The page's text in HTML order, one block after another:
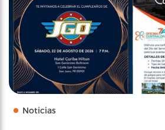
Noticias